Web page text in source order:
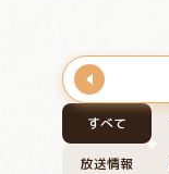
すべて
放送情報